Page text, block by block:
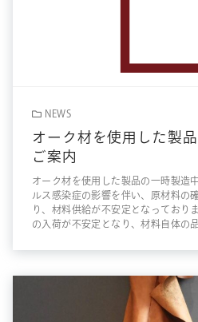
NEWS
オーク材を使用した製
ご案内
オーク材を使用した製品の一時製造
ルス感染症の影響を伴い、原材料の
り、材料供給が不安定となっており
の入荷が不安定となり、材料自体の